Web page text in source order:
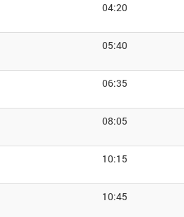
04:20
05:40
06:35
08:05
10:15
10:45